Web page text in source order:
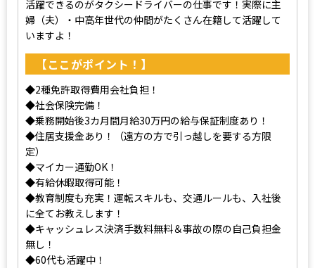
活躍できるのがタクシードライバーの仕事です！実際に主
婦（夫）・中高年世代の仲間がたくさん在籍して活躍して
いますよ！
【ここがポイント！】
◆2種免許取得費用会社負担！
◆社会保険完備！
◆乗務開始後3カ月間月給30万円の給与保証制度あり！
◆住居支援金あり！（遠方の方で引っ越しを要する方限
定）
◆マイカー通勤OK！
◆有給休暇取得可能！
◆教育制度も充実！運転スキルも、交通ルールも、入社後
に全てお教えします！
◆キャッシュレス決済手数料無料＆事故の際の自己負担金
無し！
◆60代も活躍中！